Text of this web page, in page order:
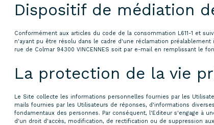
Dispositif de médiation
Conformément aux articles du code de la consommation L611-1 et
n'ayant pu être résolu dans le cadre d'une réclamation
rue de Colmar 94300 VINCENNES soit par e-mail en remplissant le
La protection de la vie
Le Site collecte les informations personnelles fournies par les
mails fournies par les Utilisateurs de réponses, d'informations
fondamentaux des personnes. Par conséquent, l'Editeur s'engage à
d'un droit d'accès, modification, de rectification ou de suppression